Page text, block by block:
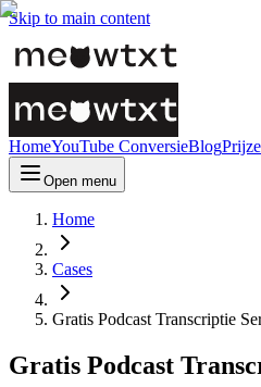
Skip to main content
HomeYouTube ConversieBlog
Open menu
Home
Cases
Gratis Podcast Transcriptie
Gratis Podcast